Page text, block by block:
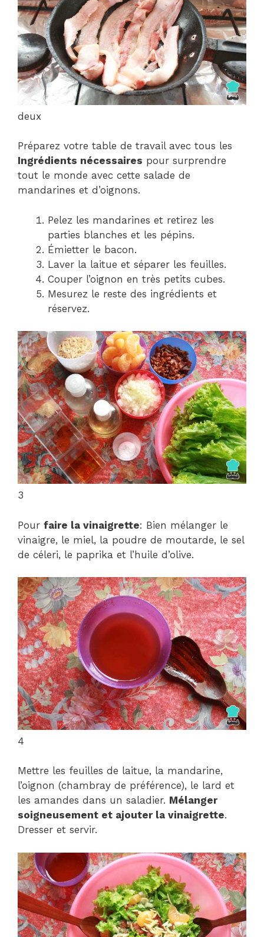
deux
Préparez votre table de travail avec tous les
Ingrédients nécessaires pour surprendre
tout le monde avec cette salade de
mandarines et d’oignons.
Pelez les mandarines et retirez les
parties blanches et les pépins.
Émietter le bacon.
Laver la laitue et séparer les feuilles.
Couper l’oignon en très petits cubes.
Mesurez le reste des ingrédients et
réservez.
3
Pour faire la vinaigrette: Bien mélanger le
vinaigre, le miel, la poudre de moutarde, le sel
de céleri, le paprika et l’huile d’olive.
4
Mettre les feuilles de laitue, la mandarine,
l’oignon (chambray de préférence), le lard et
les amandes dans un saladier. Mélanger
soigneusement et ajouter la vinaigrette.
Dresser et servir.